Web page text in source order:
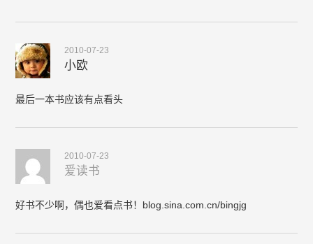
2010-07-23
小欧
最后一本书应该有点看头
2010-07-23
爱读书
好书不少啊，偶也爱看点书！blog.sina.com.cn/bingjg